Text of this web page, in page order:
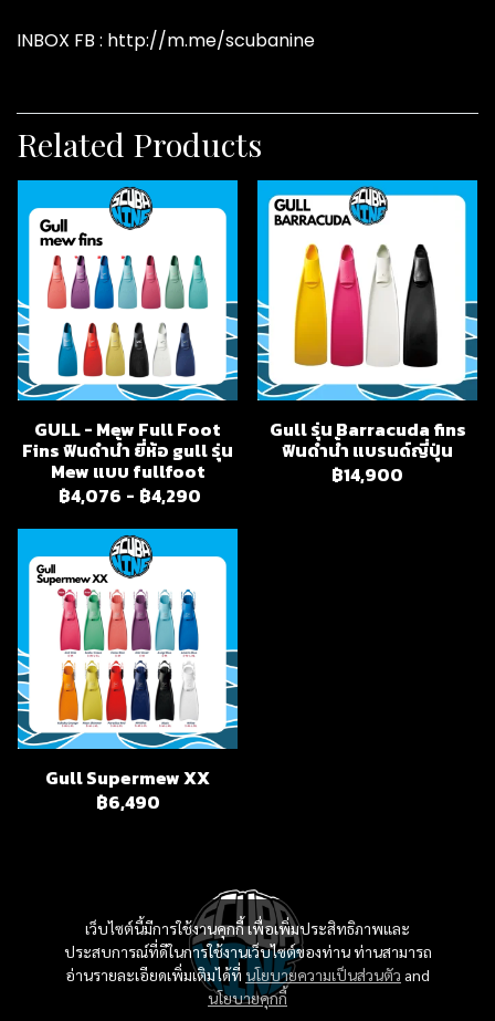
INBOX FB : http://m.me/scubanine
Related Products
GULL - Mew Full Foot
Fins ฟินดำน้ำ ยี่ห้อ gull รุ่น
Mew แบบ fullfoot
฿4,076 - ฿4,290
Gull รุ่น Barracuda fins
ฟินดำน้ำ แบรนด์ญี่ปุ่น
฿14,900
Gull Supermew XX
฿6,490
เว็บไซต์นี้มีการใช้งานคุกกี้ เพื่อเพิ่มประสิทธิภาพและ
ประสบการณ์ที่ดีในการใช้งานเว็บไซต์ของท่าน ท่านสามารถ
อ่านรายละเอียดเพิ่มเติมได้ที่ นโยบายความเป็นส่วนตัว and
นโยบายคุกกี้